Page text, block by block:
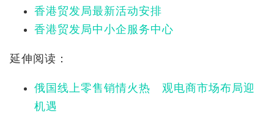
香港贸发局最新活动安排
香港贸发局中小企服务中心
延伸阅读：
俄国线上零售销情火热 观电商市场布局迎
机遇